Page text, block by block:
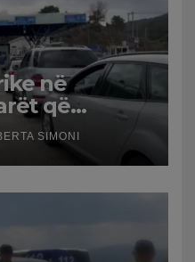
në
që
të
punon me
SIMONI